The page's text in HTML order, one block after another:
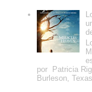
por Patricia
Burleson,